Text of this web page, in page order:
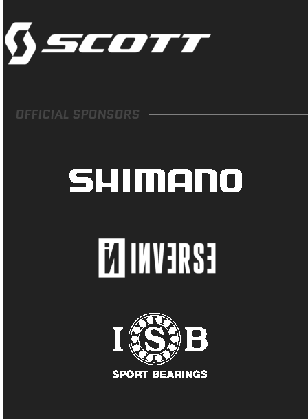
OFFICIAL SPONSORS